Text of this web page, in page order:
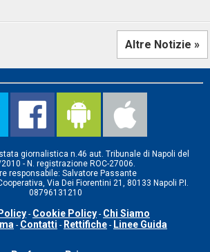
Altre Notizie »
giornalistica n.46 aut. Tribunale di Napoli del
- N. registrazione ROC-27006.
responsabile: Salvatore Passante
Via Dei Fiorentini 21, 80133 Napoli P.I.
08796131210
- Cookie Policy - Chi Siamo
- Contatti - Rettifiche - Linee Guida